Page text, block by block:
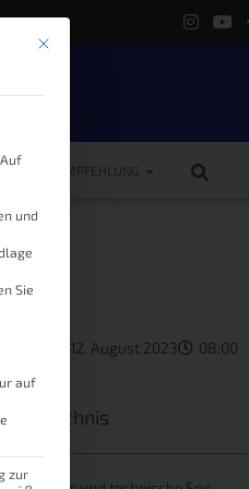
EMPFEHLUNG
12. August 2023 08:00
Mit diesem Button wird der
und
Sie
auf
zur